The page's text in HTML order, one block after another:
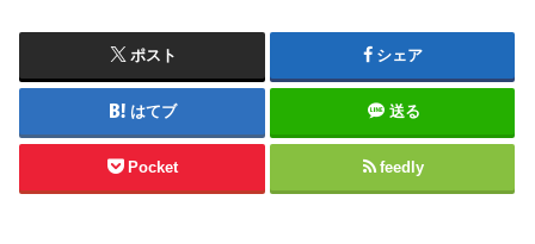
ポスト シェア
はてブ 送る
Pocket feedly